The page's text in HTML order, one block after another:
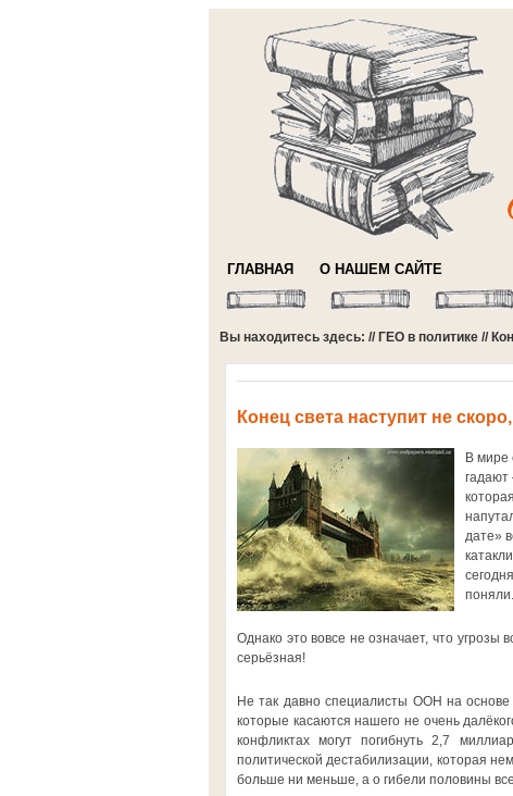
ГЛАВНАЯ О НАШЕМ САЙТЕ
Вы находитесь здесь: // ГЕО в политике //
Конец света наступит не
В мире
гадают
дате»
Однако это вовсе не означает, что угрозы
серьёзная!
Не так давно специалисты ООН на
которые касаются нашего не очень
конфликтах могут погибнуть 2,7
политической дестабилизации, которая
больше ни меньше, а о гибели половины